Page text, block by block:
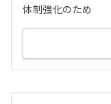
体制強化のため